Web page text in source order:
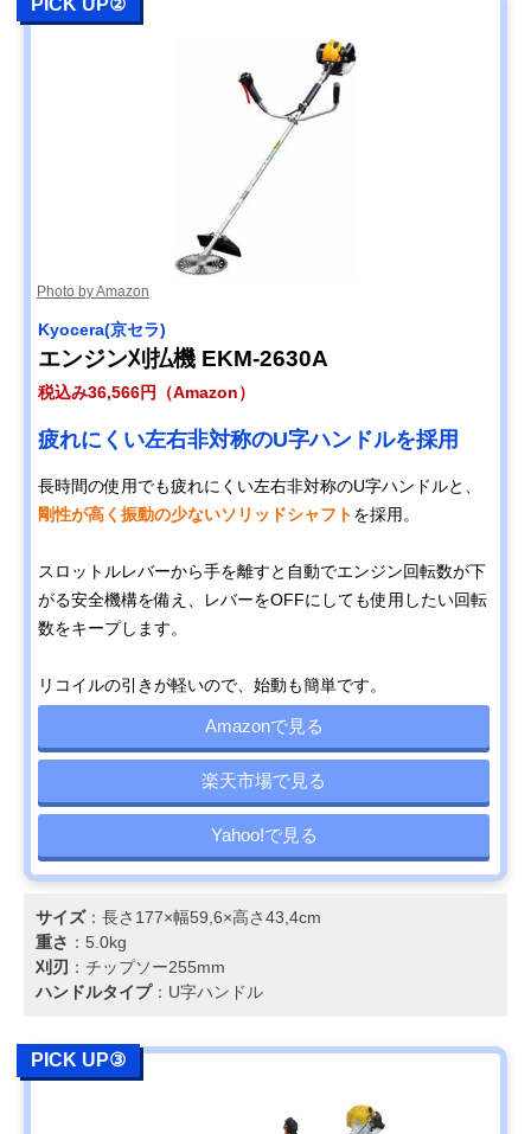
Photo by Amazon
Kyocera(京セラ)
エンジン刈払機 EKM-2630A
税込み36,566円（Amazon）
疲れにくい左右非対称のU字ハンドルを採用
長時間の使用でも疲れにくい左右非対称のU字ハンドルと、
剛性が高く振動の少ないソリッドシャフトを採用。
スロットルレバーから手を離すと自動でエンジン回転数が下
がる安全機構を備え、レバーをOFFにしても使用したい回転
数をキープします。
リコイルの引きが軽いので、始動も簡単です。
Amazonで見る
楽天市場で見る
Yahoo!で見る
サイズ：長さ177×幅59,6×高さ43,4cm
重さ ：5.0kg
刈刃 ：チップソー255mm
ハンドルタイプ：U字ハンドル
PICK UP③